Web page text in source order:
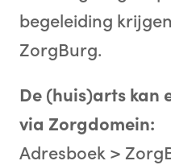
begeleiding
ZorgBurg.
De (huis)arts kan
via Zorgdomein:
Adresboek >